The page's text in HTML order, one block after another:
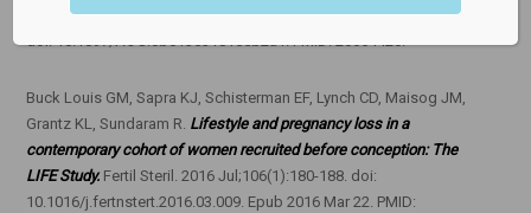
during pregnancy. Obstet Gynecol. 2010 Aug;116(2 Pt 1):467-468.
doi: 10.1097/AOG.0b013e3181eeb2a1. PMID: 20664420.
Buck Louis GM, Sapra KJ, Schisterman EF, Lynch CD, Maisog JM,
Grantz KL, Sundaram R. Lifestyle and pregnancy loss in a
contemporary cohort of women recruited before conception: The
LIFE Study.Fertil Steril. 2016 Jul;106(1):180-188. doi:
10.1016/j.fertnstert.2016.03.009. Epub 2016 Mar 22. PMID: